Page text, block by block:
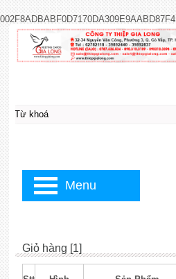
002F8ADBABF0D7170DA309E9AABD87F4
Giỏ hàng [1]
Menu